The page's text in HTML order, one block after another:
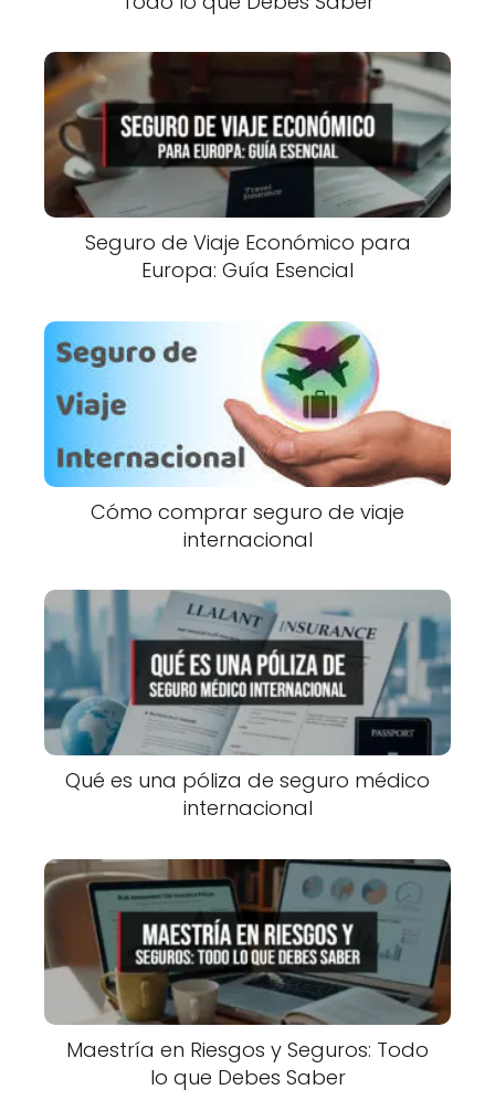
Seguro de Viaje Económico para
Europa: Guía Esencial
Cómo comprar seguro de viaje
internacional
Qué es una póliza de seguro médico
internacional
Maestría en Riesgos y Seguros: Todo
lo que Debes Saber